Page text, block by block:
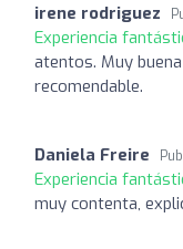
irene rodriguez
Experiencia
atentos. Muy
recomendable.
Daniela Freire
Experiencia
muy contenta,